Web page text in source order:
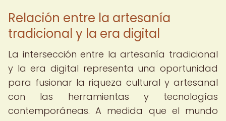
Relación entre la artesanía
tradicional y la era digital
La intersección entre la artesanía tradicional
y la era digital representa una oportunidad
para fusionar la riqueza cultural y artesanal
con las herramientas y tecnologías
contemporáneas. A medida que el mundo